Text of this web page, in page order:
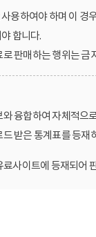
용하여야 하며 이 경
합니다.
판매하는 행위는 금
융합하여 자체적으
받은 통계표를 등
사이트에 등재되어